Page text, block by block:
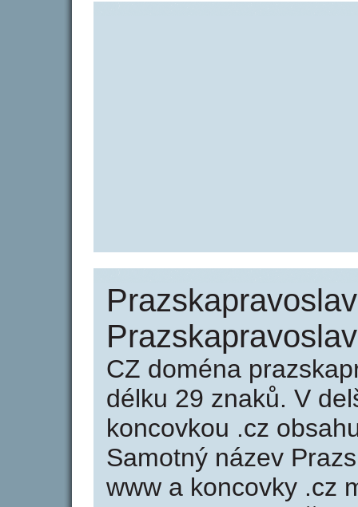
CZ doména
délku 29 znaků. V
koncovkou .cz
Samotný název
www a koncovky .cz